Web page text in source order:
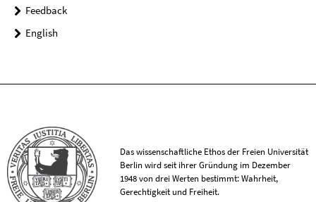
Feedback
English
Das wissenschaftliche Ethos der Freien Universität
Berlin wird seit ihrer Gründung im Dezember
1948 von drei Werten bestimmt: Wahrheit,
Gerechtigkeit und Freiheit.